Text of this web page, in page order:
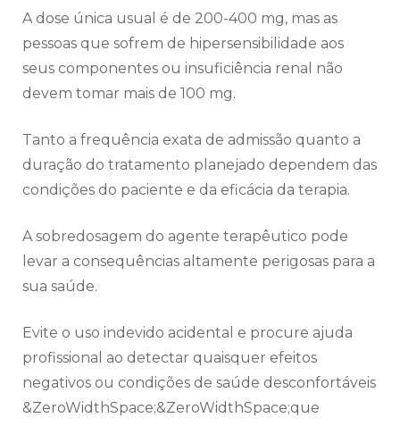
A dose única usual é de 200-400 mg, mas as
pessoas que sofrem de hipersensibilidade aos
seus componentes ou insuficiência renal não
devem tomar mais de 100 mg.
Tanto a frequência exata de admissão quanto a
duração do tratamento planejado dependem das
condições do paciente e da eficácia da terapia.
A sobredosagem do agente terapêutico pode
levar a consequências altamente perigosas para a
sua saúde.
Evite o uso indevido acidental e procure ajuda
profissional ao detectar quaisquer efeitos
negativos ou condições de saúde desconfortáveis
&ZeroWidthSpace;&ZeroWidthSpace;que